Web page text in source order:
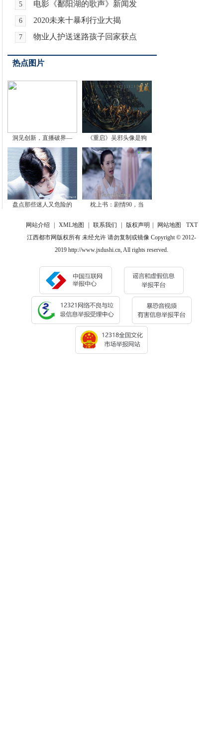
5 电影《鄱阳湖的歌声》新闻发
6 2020未来十暴利行业大揭
7 物业人护送迷路孩子回家获点
热点图片
洞见创新，直播破界— 《重启》吴邪头像是狗
盘点那些迷人又危险的 枕上书：剧情90，当
网站介绍 | XML地图 | 联系我们 | 版权声明 | 网站地图
TXT
江西都市网版权所有 未经允许 请勿复制或镜像 Copyright © 2012-
2019 http://www.jxdushi.cn, All rights reserved.